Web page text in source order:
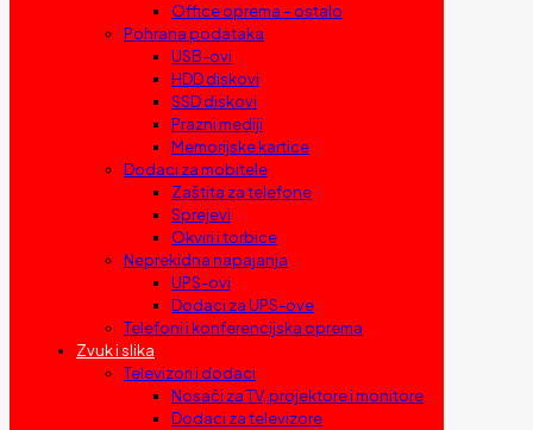
Office oprema – ostalo
Pohrana podataka
USB-ovi
HDD diskovi
SSD diskovi
Prazni mediji
Memorijske kartice
Dodaci za mobitele
Zaštita za telefone
Sprejevi
Okviri i torbice
Neprekidna napajanja
UPS-ovi
Dodaci za UPS-ove
Telefoni i konferencijska oprema
Zvuk i slika
Televizori i dodaci
Nosači za TV, projektore i monitore
Dodaci za televizore